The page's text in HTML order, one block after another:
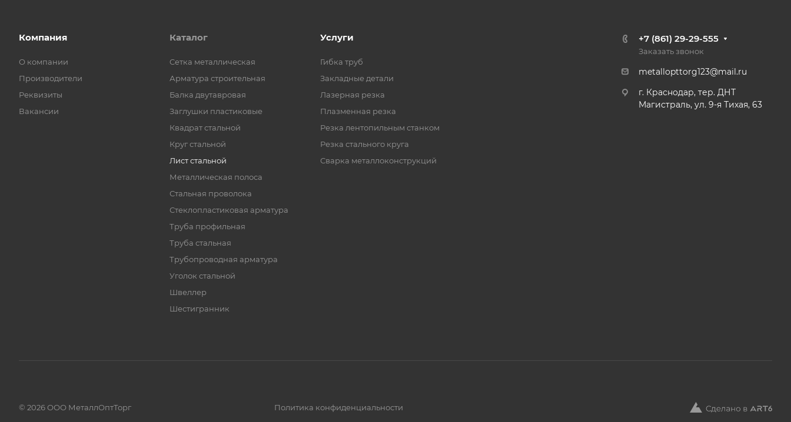
Компания
О компании
Производители
Реквизиты
Вакансии
Каталог
Cетка металлическая
Арматура строительная
Балка двутавровая
Заглушки пластиковые
Квадрат стальной
Круг стальной
Лист стальной
Металлическая полоса
Стальная проволока
Стеклопластиковая арматура
Труба профильная
Труба стальная
Трубопроводная арматура
Уголок стальной
Швеллер
Шестигранник
Услуги
Гибка труб
Закладные детали
Лазерная резка
Плазменная резка
Резка лентопильным станком
Резка стального круга
Сварка металлоконструкций
+7 (861) 29-29-555
Заказать звонок
metallopttorg123@mail.ru
г. Краснодар, тер. ДНТ
Магистраль, ул. 9-я Тихая, 63
© 2026 ООО МеталлОптТорг Политика конфиденциальности